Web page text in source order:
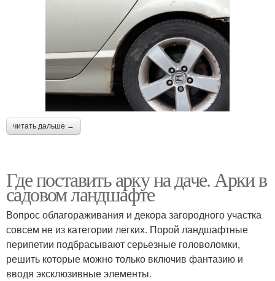
читать дальше →
Где поставить арку на даче. Арки в
садовом ландшафте
Вопрос облагораживания и декора загородного участка
совсем не из категории легких. Порой ландшафтные
перипетии подбрасывают серьезные головоломки,
решить которые можно только включив фантазию и
вводя эксклюзивные элементы.